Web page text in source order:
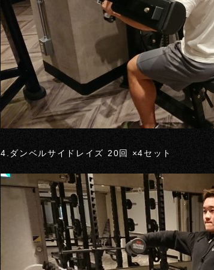
4.ダンベルサイドレイズ 20回 ×4セット